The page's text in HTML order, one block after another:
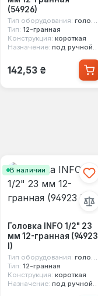
(54926)
Тип оборудования: головка стандартная
Тип: 12-гранная
Конструкция: короткая
Назначение: под ручной инструмент
Обычная цена:
142,53 ₴
В наличии
Головка INFO 1/2" 23
мм 12-гранная (94923
I)
Тип оборудования: головка стандартная
Тип: 12-гранная
Конструкция: короткая
Назначение: под ручной инструмент